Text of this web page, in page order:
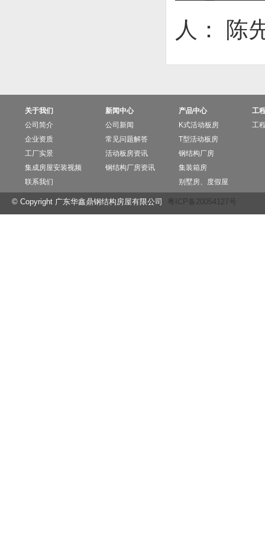
人：
陈
关于我们
公司简介
企业资质
工厂实景
集成房屋安装视频
联系我们
新闻中心
公司新闻
常见问题解答
活动板房资讯
钢结构厂房资讯
产品中心
K式活动板房
T型活动板房
钢结构厂房
集装箱房
别墅房、度假屋
工
工
© Copyright 广东华鑫鼎钢结构房屋有限公司 粤ICP备20054127号